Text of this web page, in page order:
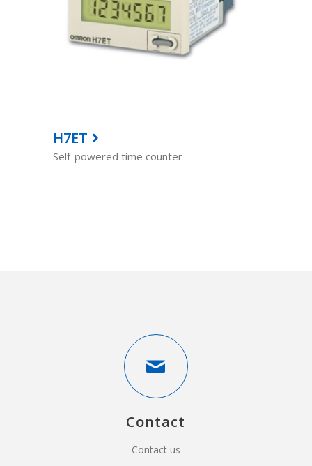
H7ET
Self-powered time counter
Contact
Contact us